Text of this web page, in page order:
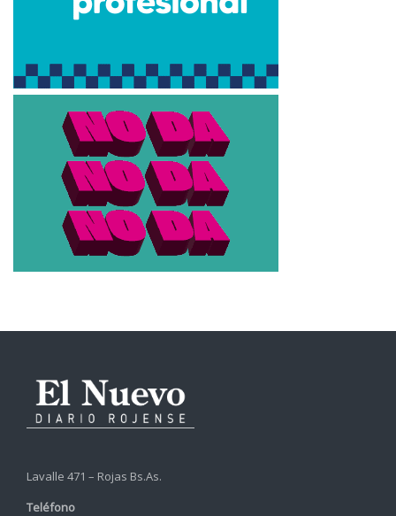
Lavalle 471 – Rojas Bs.As.
Teléfono